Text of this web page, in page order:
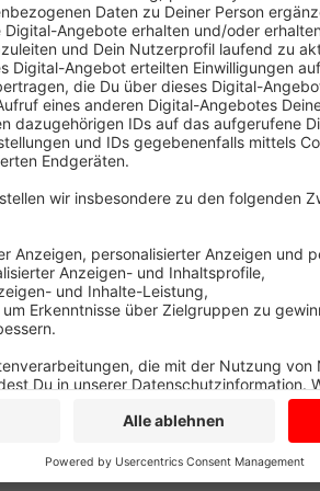
Im Notfall bekommen die Kinder Hilfe.
Olfen und Lüdinghausen. Das soll es
den Orten im Kreis umgehört, wie es
bekommen. Es erhöhe das
Geschäftsleute, Friseure und Co ist es
bieten. Und ganz wichtig: Kinder
Anlaufstellen, auch wenn nichts
Mehrgenerationenhaus bringen das
sind, eine Notinsel für Kinder zu sein.
Jugendhilfeausschuss beschäftigt
Anzeige